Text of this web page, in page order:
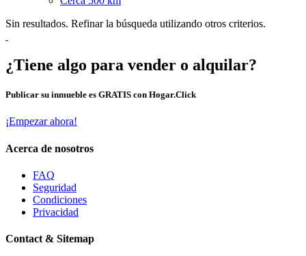
Sin resultados. Refinar la búsqueda utilizando otros criterios.
¿Tiene algo para vender o alquilar?
Publicar su inmueble es GRATIS con Hogar.Click
¡Empezar ahora!
Acerca de nosotros
FAQ
Seguridad
Condiciones
Privacidad
Contact & Sitemap